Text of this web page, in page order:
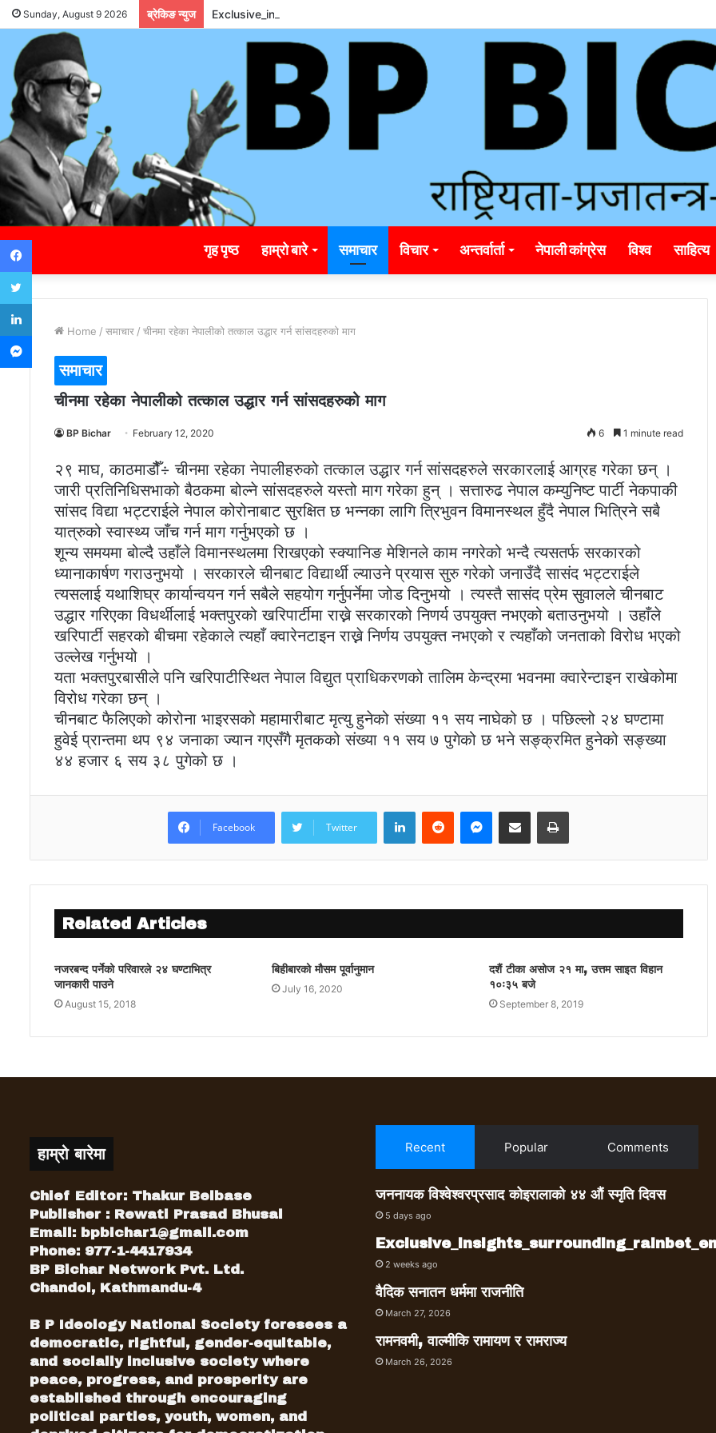
Sunday, August 9 2026 ब्रेकिङ न्युज Exclusive_insights_surrounding_rainbet_empower_informed_crypto_wagering_decision
गृह पृष्ठ हाम्रो बारे समाचार विचार अन्तर्वार्ता नेपाली कांग्रेस विश्व साहित्य
Home / समाचार / चीनमा रहेका नेपालीको तत्काल उद्धार गर्न सांसदहरुको माग
समाचार
चीनमा रहेका नेपालीको तत्काल उद्धार गर्न सांसदहरुको माग
BP Bichar February 12, 2020 6 1 minute read
२९ माघ, काठमाडौैँ÷ चीनमा रहेका नेपालीहरुको तत्काल उद्धार गर्न सांसदहरुले सरकारलाई आग्रह गरेका छन् ।
जारी प्रतिनिधिसभाको बैठकमा बोल्ने सांसदहरुले यस्तो माग गरेका हुन् । सत्तारुढ नेपाल कम्युनिष्ट पार्टी नेकपाकी
सांसद विद्या भट्टराईले नेपाल कोरोनाबाट सुरक्षित छ भन्नका लागि त्रिभुवन विमानस्थल हुँदै नेपाल भित्रिने सबै
यात्रुको स्वास्थ्य जाँच गर्न माग गर्नुभएको छ ।
शून्य समयमा बोल्दै उहाँले विमानस्थलमा रािखएको स्क्यानिङ मेशिनले काम नगरेको भन्दै त्यसतर्फ सरकारको
ध्यानाकार्षण गराउनुभयो । सरकारले चीनबाट विद्यार्थी ल्याउने प्रयास सुरु गरेको जनाउँदै सासंद भट्टराईले
त्यसलाई यथाशिघ्र कार्यान्वयन गर्न सबैले सहयोग गर्नुपर्नेमा जोड दिनुभयो । त्यस्तै सासंद प्रेम सुवालले चीनबाट
उद्धार गरिएका विधर्थीलाई भक्तपुरको खरिपार्टीमा राख्ने सरकारको निणर्य उपयुक्त नभएको बताउनुभयो । उहाँले
खरिपार्टी सहरको बीचमा रहेकाले त्यहाँ क्वारेनटाइन राख्ने निर्णय उपयुक्त नभएको र त्यहाँको जनताको विरोध भएको
उल्लेख गर्नुभयो ।
यता भक्तपुरबासीले पनि खरिपाटीस्थित नेपाल विद्युत प्राधिकरणको तालिम केन्द्रमा भवनमा क्वारेन्टाइन राखेकोमा
विरोध गरेका छन् ।
चीनबाट फैलिएको कोरोना भाइरसको महामारीबाट मृत्यु हुनेको संख्या ११ सय नाघेको छ । पछिल्लो २४ घण्टामा
हुवेई प्रान्तमा थप ९४ जनाका ज्यान गएसँगै मृतकको संख्या ११ सय ७ पुगेको छ भने सङ्क्रमित हुनेको सङ्ख्या
४४ हजार ६ सय ३८ पुगेको छ ।
Facebook Twitter
LinkedInReddit Messenger
Share via Email Print
Related Articles
नजरबन्द पर्नेको परिवारले २४ घण्टाभित्र
जानकारी पाउने
August 15, 2018
बिहीबारको मौसम पूर्वानुमान
July 16, 2020
दशैं टीका असोज २१ मा, उत्तम साइत विहान
१०ः३५ बजे
September 8, 2019
हाम्रो बारेमा
Chief Editor: Thakur Belbase
Publisher : Rewati Prasad Bhusal
Email: bpbichar1@gmail.com
Phone: 977-1-4417934
BP Bichar Network Pvt. Ltd.
Chandol, Kathmandu-4
B P Ideology National Society foresees a
democratic, rightful, gender-equitable,
and socially inclusive society where
peace, progress, and prosperity are
established through encouraging
political parties, youth, women, and
Recent Popular Comments
जननायक विश्वेश्वरप्रसाद कोइरालाको ४४ औं स्मृति दिवस
5 days ago
2 weeks ago
वैदिक सनातन धर्ममा राजनीति
March 27, 2026
रामनवमी, वाल्मीकि रामायण र रामराज्य
March 26, 2026
Facebook
Twitter
LinkedIn
Messenger